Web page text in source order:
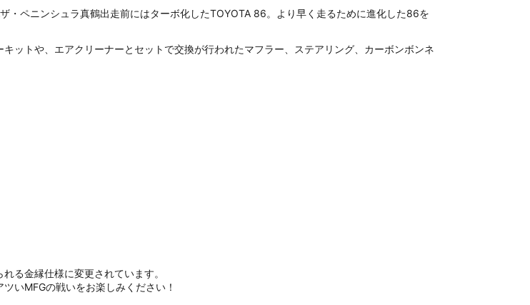
・ペニンシュラ真鶴出走前にはターボ化したTOYOTA 86。より早く走るために進化した86を
ットや、エアクリーナーとセットで交換が行われたマフラー、ステアリング、カーボンボンネ
る金縁仕様に変更されています。
いMFGの戦いをお楽しみください！